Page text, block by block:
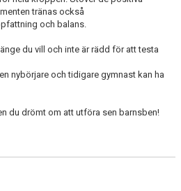
tränas också
och balans.
du vill och inte är rädd för att testa
nybörjare och tidigare gymnast kan ha
du drömt om att utföra sen barnsben!